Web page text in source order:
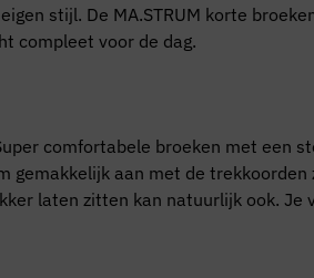
stijl. De MA.STRUM korte
compleet voor de dag.
comfortabele broeken met
aan met de
laten zitten kan natuurlijk ook. Je